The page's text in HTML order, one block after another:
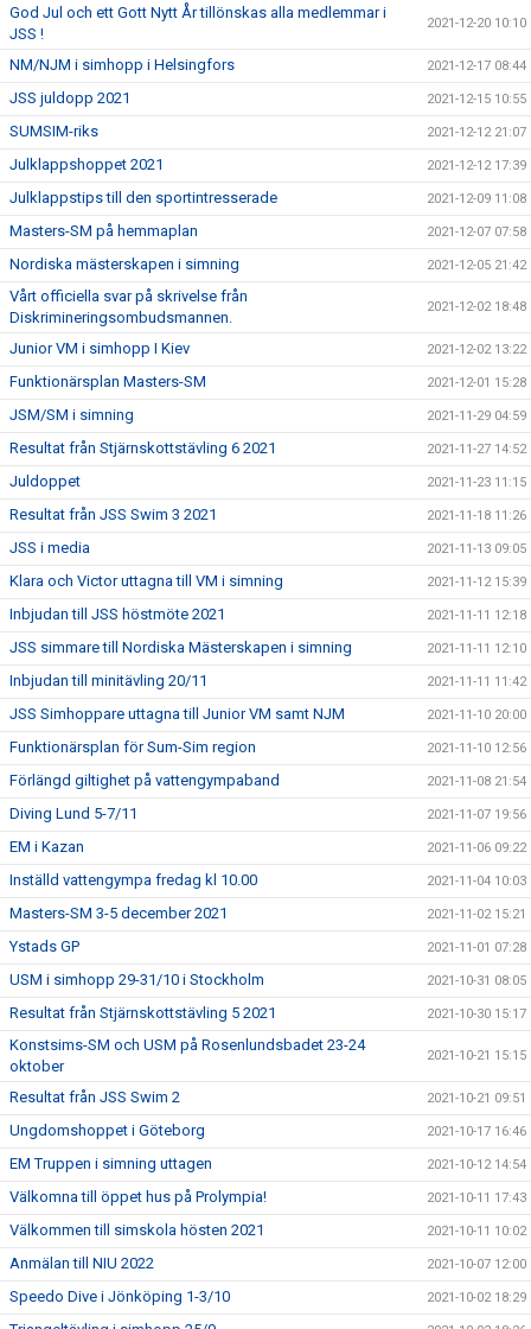
God Jul och ett Gott Nytt År tillönskas alla medlemmar i
JSS !
2021-12-20 10:10
NM/NJM i simhopp i Helsingfors 2021-12-17 08:44
JSS juldopp 2021 2021-12-15 10:55
SUMSIM-riks 2021-12-12 21:07
Julklappshoppet 2021 2021-12-12 17:39
Julklappstips till den sportintresserade 2021-12-09 11:08
Masters-SM på hemmaplan 2021-12-07 07:58
Nordiska mästerskapen i simning 2021-12-05 21:42
Vårt officiella svar på skrivelse från
Diskrimineringsombudsmannen.
2021-12-02 18:48
Junior VM i simhopp I Kiev 2021-12-02 13:22
Funktionärsplan Masters-SM 2021-12-01 15:28
JSM/SM i simning 2021-11-29 04:59
Resultat från Stjärnskottstävling 6 2021 2021-11-27 14:52
Juldoppet 2021-11-23 11:15
Resultat från JSS Swim 3 2021 2021-11-18 11:26
JSS i media 2021-11-13 09:05
Klara och Victor uttagna till VM i simning 2021-11-12 15:39
Inbjudan till JSS höstmöte 2021 2021-11-11 12:18
JSS simmare till Nordiska Mästerskapen i simning 2021-11-11 12:10
Inbjudan till minitävling 20/11 2021-11-11 11:42
JSS Simhoppare uttagna till Junior VM samt NJM 2021-11-10 20:00
Funktionärsplan för Sum-Sim region 2021-11-10 12:56
Förlängd giltighet på vattengympaband 2021-11-08 21:54
Diving Lund 5-7/11 2021-11-07 19:56
EM i Kazan 2021-11-06 09:22
Inställd vattengympa fredag kl 10.00 2021-11-04 10:03
Masters-SM 3-5 december 2021 2021-11-02 15:21
Ystads GP 2021-11-01 07:28
USM i simhopp 29-31/10 i Stockholm 2021-10-31 08:05
Resultat från Stjärnskottstävling 5 2021 2021-10-30 15:17
Konstsims-SM och USM på Rosenlundsbadet 23-24
oktober
2021-10-21 15:15
Resultat från JSS Swim 2 2021-10-21 09:51
Ungdomshoppet i Göteborg 2021-10-17 16:46
EM Truppen i simning uttagen 2021-10-12 14:54
Välkomna till öppet hus på Prolympia! 2021-10-11 17:43
Välkommen till simskola hösten 2021 2021-10-11 10:02
Anmälan till NIU 2022 2021-10-07 12:00
Speedo Dive i Jönköping 1-3/10 2021-10-02 18:29